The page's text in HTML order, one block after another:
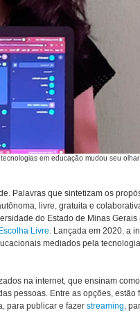
em educação mudou seu
Palavras que sintetizam os
livre, gratuita e
do Estado de Minas Gerais
Livre. Lançada em 2020, a
mediados pela
na internet, que ensinam
pessoas. Entre as opções, estão
para publicar e fazerstreaming,